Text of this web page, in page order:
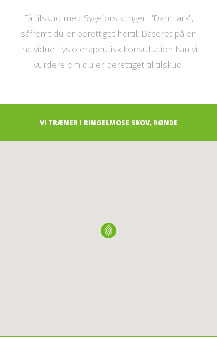
Få tilskud med Sygeforsikringen "Danmark",
såfremt du er berettiget hertil. Baseret på en
individuel fysioterapeutisk konsultation kan vi
vurdere om du er berettiget til tilskud.
VI TRÆNER I RINGELMOSE SKOV, RØNDE